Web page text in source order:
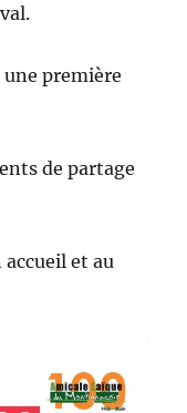
une première
de partage
et au